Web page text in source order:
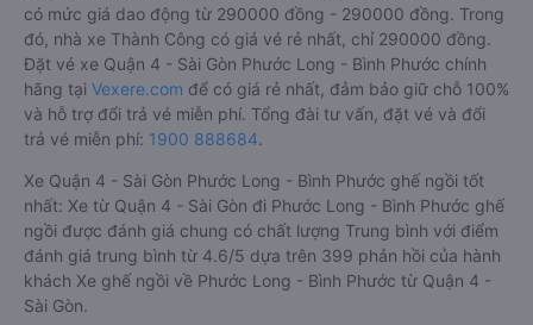
có mức giá dao động từ 290000 đồng - 290000 đồng. Trong
đó, nhà xe Thành Công có giá vé rẻ nhất, chỉ 290000 đồng.
Đặt vé xe Quận 4 - Sài Gòn Phước Long - Bình Phước chính
hãng tại Vexere.com để có giá rẻ nhất, đảm bảo giữ chỗ 100%
và hỗ trợ đổi trả vé miễn phí. Tổng đài tư vấn, đặt vé và đổi
trả vé miễn phí: 1900 888684.
Xe Quận 4 - Sài Gòn Phước Long - Bình Phước ghế ngồi tốt
nhất: Xe từ Quận 4 - Sài Gòn đi Phước Long - Bình Phước ghế
ngồi được đánh giá chung có chất lượng Trung bình với điểm
đánh giá trung bình từ 4.6/5 dựa trên 399 phản hồi của hành
khách Xe ghế ngồi về Phước Long - Bình Phước từ Quận 4 -
Sài Gòn.